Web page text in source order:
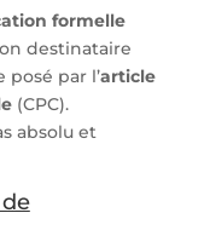
formelle
destinataire
posé par l’article
(CPC).
absolu et